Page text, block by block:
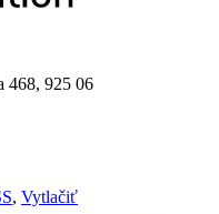
468, 925 06
, Vytlačiť